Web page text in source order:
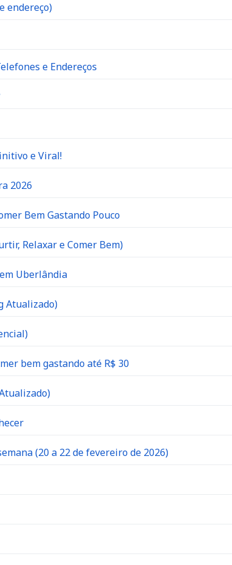
endereço)
e Endereços
e Viral!
2026
Bem Gastando Pouco
Relaxar e Comer Bem)
Uberlândia
Atualizado)
bem gastando até R$ 30
(20 a 22 de fevereiro de 2026)